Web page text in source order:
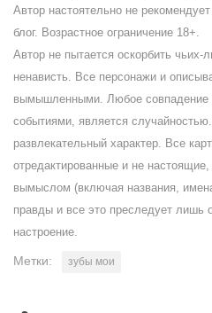
Автор настоятельно не
блог. Возрастное ограничение 18+.
Автор не пытается оскорбить чьих-
ненависть. Все персонажи и
вымышленными. Любое
событиями, является
развлекательный характер. Все
отредактированные и не настоящие,
вымыслом (включая названия,
правды и все это преследует лишь
настроение.
Метки: зубы мои